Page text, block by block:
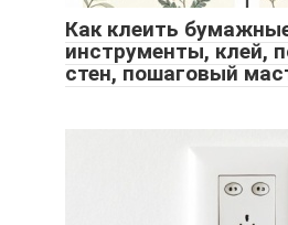
Как клеить
инструменты, клей,
стен, пошаговый